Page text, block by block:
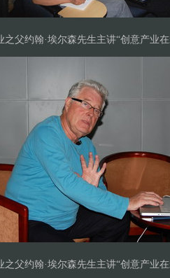
之父约翰·埃尔森先生主讲“创意产业
之父约翰·埃尔森先生主讲“创意产业